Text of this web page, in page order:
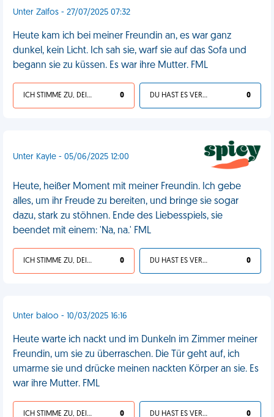
Unter Zalfos - 27/07/2025 07:32
Heute kam ich bei meiner Freundin an, es war ganz
dunkel, kein Licht. Ich sah sie, warf sie auf das Sofa und
begann sie zu küssen. Es war ihre Mutter. FML
ICH STIMME ZU, DEIN LEBEN IST SCHEISSE 0 DU HAST ES VERDIENT 0
Unter Kayle - 05/06/2025 12:00
Heute, heißer Moment mit meiner Freundin. Ich gebe
alles, um ihr Freude zu bereiten, und bringe sie sogar
dazu, stark zu stöhnen. Ende des Liebesspiels, sie
beendet mit einem: 'Na, na.' FML
ICH STIMME ZU, DEIN LEBEN IST SCHEISSE 0 DU HAST ES VERDIENT 0
Unter baloo - 10/03/2025 16:16
Heute warte ich nackt und im Dunkeln im Zimmer meiner
Freundin, um sie zu überraschen. Die Tür geht auf, ich
umarme sie und drücke meinen nackten Körper an sie. Es
war ihre Mutter. FML
ICH STIMME ZU, DEIN LEBEN IST SCHEISSE 0 DU HAST ES VERDIENT 0